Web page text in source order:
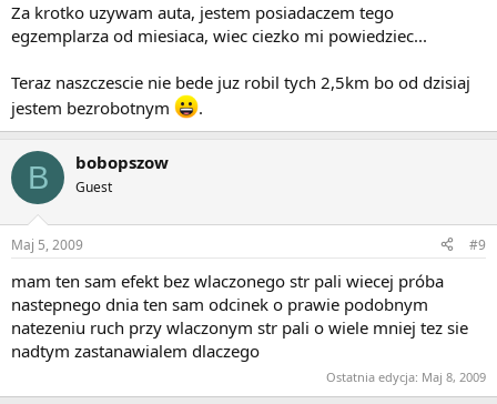
Za krotko uzywam auta, jestem posiadaczem tego
egzemplarza od miesiaca, wiec ciezko mi powiedziec...
Teraz naszczescie nie bede juz robil tych 2,5km bo od dzisiaj
jestem bezrobotnym
.
B bobopszow
Guest
Maj 5, 2009 #9
mam ten sam efekt bez wlaczonego str pali wiecej próba
nastepnego dnia ten sam odcinek o prawie podobnym
natezeniu ruch przy wlaczonym str pali o wiele mniej tez sie
nadtym zastanawialem dlaczego
Ostatnia edycja: Maj 8, 2009